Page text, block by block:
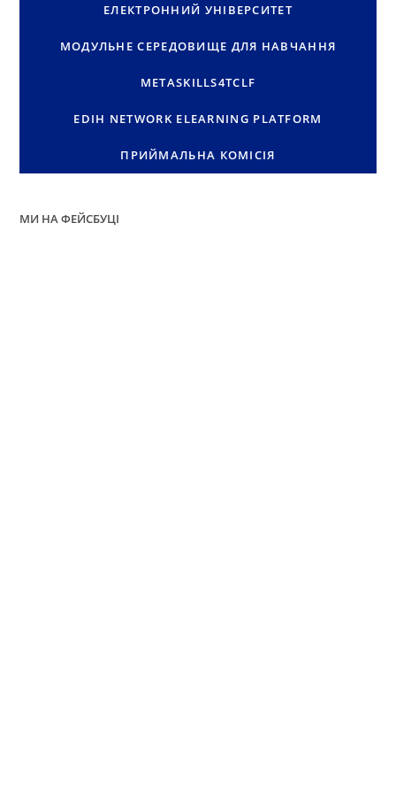
ЕЛЕКТРОННИЙ УНІВЕРСИТЕТ
МОДУЛЬНЕ СЕРЕДОВИЩЕ ДЛЯ НАВЧАННЯ
METASKILLS4TCLF
EDIH NETWORK ELEARNING PLATFORM
ПРИЙМАЛЬНА КОМІСІЯ
МИ НА ФЕЙСБУЦІ